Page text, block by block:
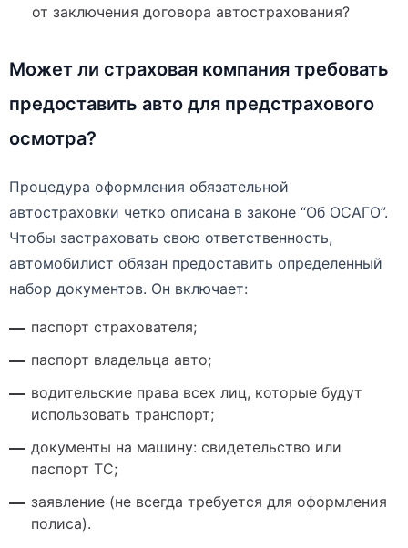
от заключения договора автострахования?
Может ли страховая компания требовать
предоставить авто для предстрахового
осмотра?
Процедура оформления обязательной
автостраховки четко описана в законе “Об ОСАГО”.
Чтобы застраховать свою ответственность,
автомобилист обязан предоставить определенный
набор документов. Он включает:
паспорт страхователя;
паспорт владельца авто;
водительские права всех лиц, которые будут
использовать транспорт;
документы на машину: свидетельство или
паспорт ТС;
заявление (не всегда требуется для оформления
полиса).